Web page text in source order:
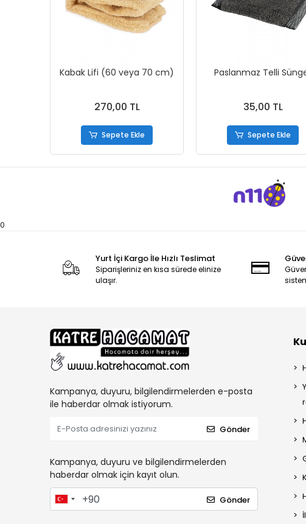
Kabak Lifi (60 veya 70 cm)
270,00 TL
Sepete Ekle
Paslanmaz Telli
35,00 TL
Sepete Ekle
0
Yurt İçi Kargo İle Hızlı Teslimat
Siparişleriniz en kısa sürede elinize
ulaşır.
Kampanya, duyuru, bilgilendirmelerden e-posta
ile haberdar olmak istiyorum.
Gönder
Kampanya, duyuru ve bilgilendirmelerden
haberdar olmak için kayıt olun.
Gönder